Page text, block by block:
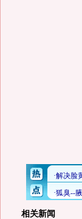
相关新闻